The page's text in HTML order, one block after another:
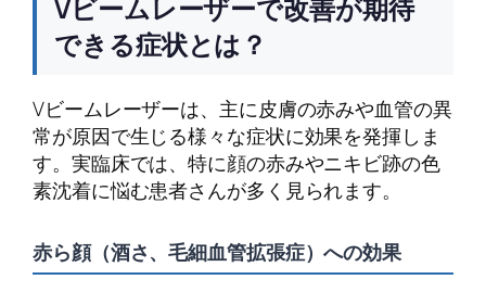
Vビームレーザーで改善が期待
できる症状とは？
Vビームレーザーは、主に皮膚の赤みや血管の異
常が原因で生じる様々な症状に効果を発揮しま
す。実臨床では、特に顔の赤みやニキビ跡の色
素沈着に悩む患者さんが多く見られます。
赤ら顔（酒さ、毛細血管拡張症）への効果